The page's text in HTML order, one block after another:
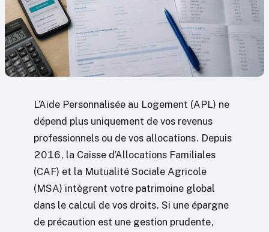
L’Aide Personnalisée au Logement (APL) ne
dépend plus uniquement de vos revenus
professionnels ou de vos allocations. Depuis
2016, la Caisse d’Allocations Familiales
(CAF) et la Mutualité Sociale Agricole
(MSA) intègrent votre patrimoine global
dans le calcul de vos droits. Si une épargne
de précaution est une gestion prudente,